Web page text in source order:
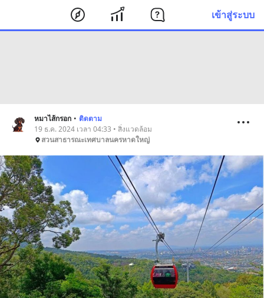
เข้าสู่ระบบ
หมาไส้กรอก • ติดตาม
19 ธ.ค. 2024 เวลา 04:33 • สิ่งแวดล้อม
สวนสาธารณะเทศบาลนครหาดใหญ่